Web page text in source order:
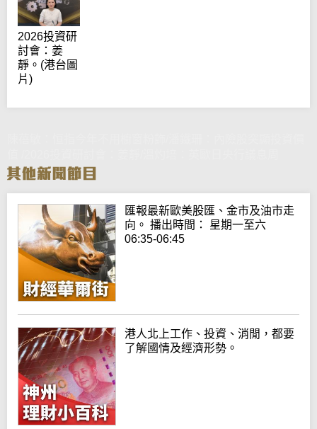
2026投資研
討會：姜
靜。(港台圖
片)
匯報最新歐美股匯、金市及油市走
向。 播出時間： 星期一至六
06:35-06:45
港人北上工作、投資、消閒，都要
了解國情及經濟形勢。